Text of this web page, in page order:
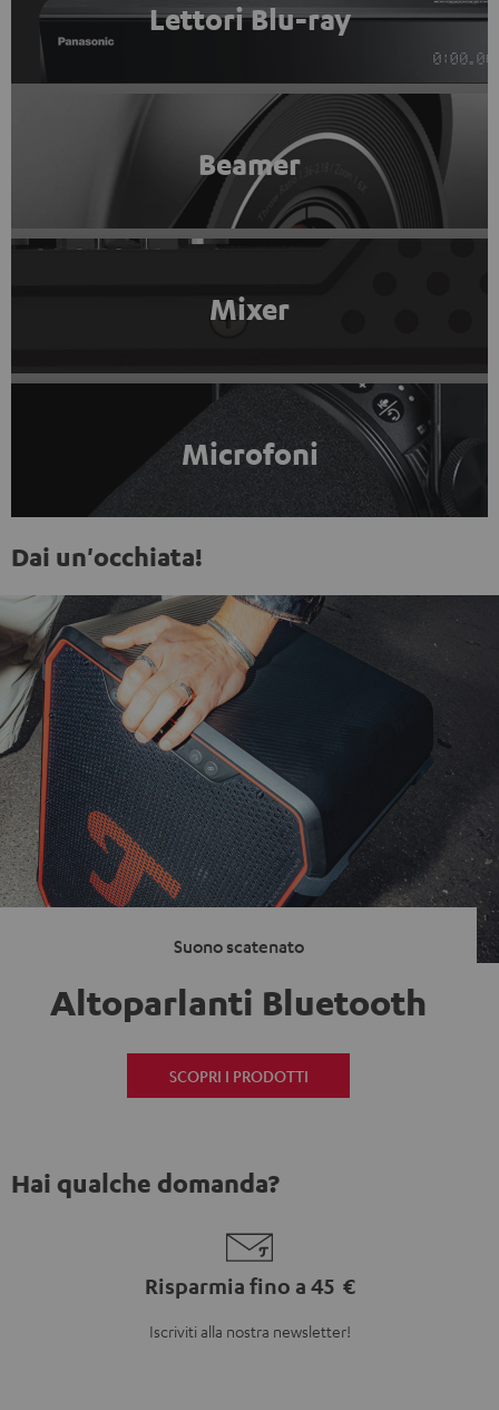
Lettori Blu-ray
Beamer
Mixer
Microfoni
Dai un'occhiata!
Suono scatenato
Altoparlanti Bluetooth
SCOPRI I PRODOTTI
Hai qualche domanda?
Risparmia fino a 45 €
Iscriviti alla nostra newsletter!